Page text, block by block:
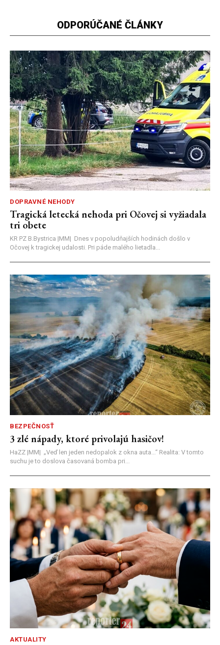
ODPORÚČANÉ ČLÁNKY
DOPRAVNÉ NEHODY
Tragická letecká nehoda pri Očovej si vyžiadala
tri obete
KR PZ B.Bystrica |MM| Dnes v popoludňajších hodinách došlo v
Očovej k tragickej udalosti. Pri páde malého lietadla...
BEZPEČNOSŤ
3 zlé nápady, ktoré privolajú hasičov!
HaZZ |MM| ​„Veď len jeden nedopalok z okna auta...“ ​Realita: V tomto
suchu je to doslova časovaná bomba pri...
AKTUALITY